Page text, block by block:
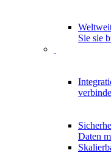
Sie sie
Daten